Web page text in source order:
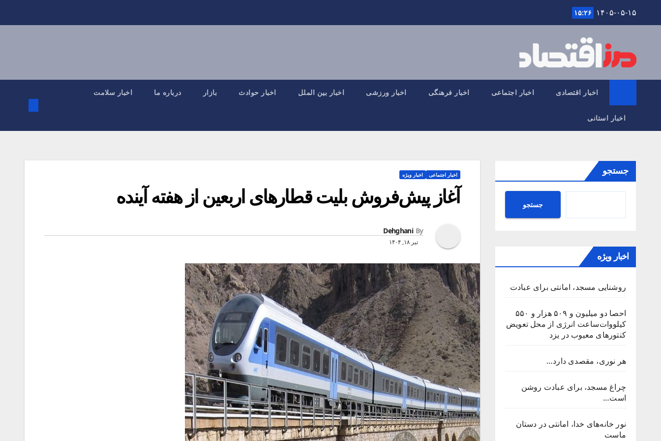
content
۱۴۰۵-۰۵-۱۵ ۱۵:۲۶
اخبار اقتصادی اخبار اجتماعی اخبار فرهنگی اخبار ورزشی اخبار بین الملل اخبار حوادث بازار درباره ما اخبار سلامت
اخبار استانی
جستجو
جستجو
اخبار ویژه
روشنایی مسجد، امانتی برای عبادت
احصا دو میلیون و ۵۰۹ هزار و ۵۵۰
کیلووات‌ساعت انرژی از محل تعویض
کنتورهای معیوب در یزد
هر نوری، مقصدی دارد…
چراغ مسجد، برای عبادت روشن
است…
نور خانه‌های خدا، امانتی در دستان
ماست
اخبار اجتماعی اخبار ویژه
آغاز پیش‌فروش بلیت‌ قطارهای اربعین از هفته آینده
By
Dehghani
تیر ۱۸, ۱۴۰۴